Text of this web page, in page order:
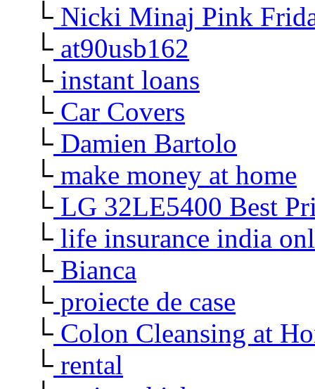
└ Nicki Minaj Pink
└ at90usb162
└ instant loans
└ Car Covers
└ Damien Bartolo
└ make money at home
└ LG 32LE5400 Best
└ life insurance india
└ Bianca
└ proiecte de case
└ Colon Cleansing at
└ rental